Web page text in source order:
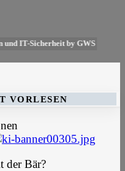
und IT-Sicherheit by GWS
VORLESEN
der Bär?